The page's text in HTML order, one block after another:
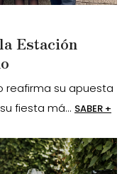
Estación
reafirma su apuesta
fiesta má... SABER +